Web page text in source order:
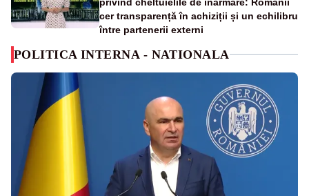
cer transparență în achiziții și un echilibru
între partenerii externi
POLITICA INTERNA - NATIONALA